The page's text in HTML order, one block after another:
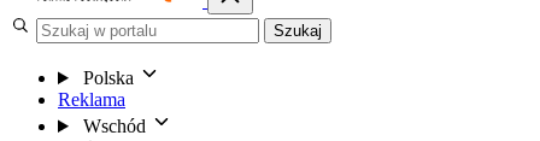
Szukaj
Polska
Reklama
Wschód